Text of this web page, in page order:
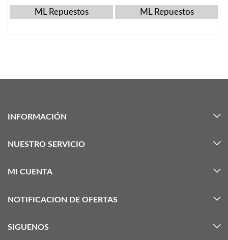
ML Repuestos ML Repuestos
INFORMACIÓN
NUESTRO SERVICIO
MI CUENTA
NOTIFICACION DE OFERTAS
SIGUENOS